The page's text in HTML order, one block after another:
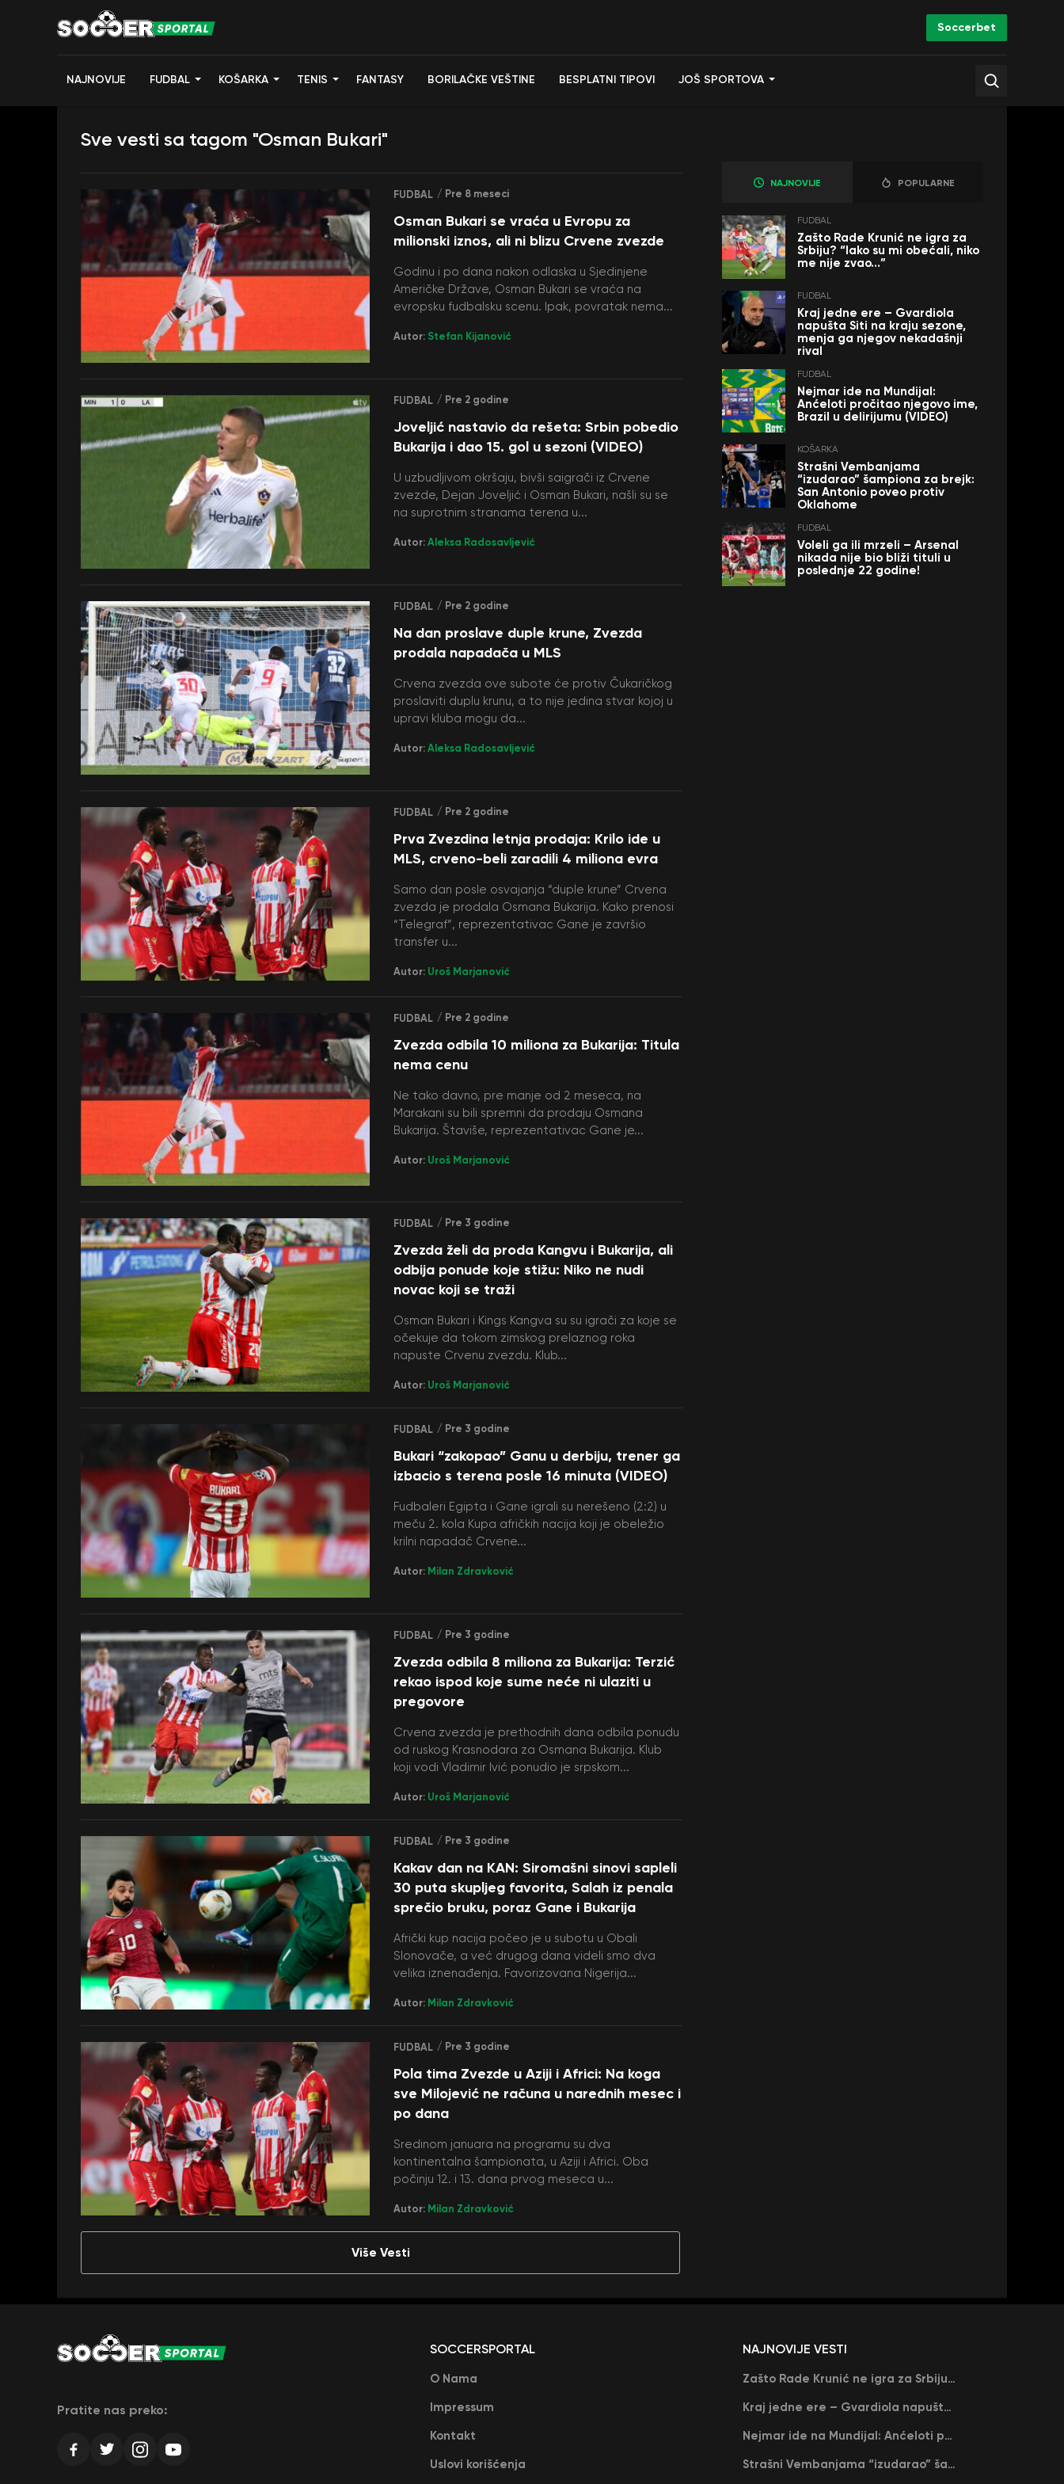
Soccerbet
NAJNOVIJE FUDBAL KOŠARKA TENIS FANTASY BORILAČKE VEŠTINE BESPLATNI TIPOVI JOŠ SPORTOVA
Sve vesti sa tagom "Osman Bukari"
FUDBAL / Pre 8 meseci
Osman Bukari se vraća u Evropu za
milionski iznos, ali ni blizu Crvene zvezde
Godinu i po dana nakon odlaska u Sjedinjene
Američke Države, Osman Bukari se vraća na
evropsku fudbalsku scenu. Ipak, povratak nema...
Autor: Stefan Kijanović
FUDBAL / Pre 2 godine
Joveljić nastavio da rešeta: Srbin pobedio
Bukarija i dao 15. gol u sezoni (VIDEO)
U uzbudljivom okršaju, bivši saigrači iz Crvene
zvezde, Dejan Joveljić i Osman Bukari, našli su se
na suprotnim stranama terena u...
Autor:Aleksa Radosavljević
FUDBAL / Pre 2 godine
Na dan proslave duple krune, Zvezda
prodala napadača u MLS
Crvena zvezda ove subote će protiv Čukaričkog
proslaviti duplu krunu, a to nije jedina stvar kojoj u
upravi kluba mogu da...
Autor:Aleksa Radosavljević
FUDBAL / Pre 2 godine
Prva Zvezdina letnja prodaja: Krilo ide u
MLS, crveno-beli zaradili 4 miliona evra
Samo dan posle osvajanja “duple krune” Crvena
zvezda je prodala Osmana Bukarija. Kako prenosi
“Telegraf”, reprezentativac Gane je završio
transfer u...
Autor: Uroš Marjanović
FUDBAL / Pre 2 godine
Zvezda odbila 10 miliona za Bukarija: Titula
nema cenu
Ne tako davno, pre manje od 2 meseca, na
Marakani su bili spremni da prodaju Osmana
Bukarija. Štaviše, reprezentativac Gane je...
Autor: Uroš Marjanović
FUDBAL / Pre 3 godine
Zvezda želi da proda Kangvu i Bukarija, ali
odbija ponude koje stižu: Niko ne nudi
novac koji se traži
Osman Bukari i Kings Kangva su su igrači za koje se
očekuje da tokom zimskog prelaznog roka
napuste Crvenu zvezdu. Klub...
Autor: Uroš Marjanović
FUDBAL / Pre 3 godine
Bukari “zakopao” Ganu u derbiju, trener ga
izbacio s terena posle 16 minuta (VIDEO)
Fudbaleri Egipta i Gane igrali su nerešeno (2:2) u
meču 2. kola Kupa afričkih nacija koji je obeležio
krilni napadač Crvene...
Autor: Milan Zdravković
FUDBAL / Pre 3 godine
Zvezda odbila 8 miliona za Bukarija: Terzić
rekao ispod koje sume neće ni ulaziti u
pregovore
Crvena zvezda je prethodnih dana odbila ponudu
od ruskog Krasnodara za Osmana Bukarija. Klub
koji vodi Vladimir Ivić ponudio je srpskom...
Autor: Uroš Marjanović
FUDBAL / Pre 3 godine
Kakav dan na KAN: Siromašni sinovi sapleli
30 puta skupljeg favorita, Salah iz penala
sprečio bruku, poraz Gane i Bukarija
Afrički kup nacija počeo je u subotu u Obali
Slonovače, a već drugog dana videli smo dva
velika iznenađenja. Favorizovana Nigerija...
Autor: Milan Zdravković
FUDBAL / Pre 3 godine
Pola tima Zvezde u Aziji i Africi: Na koga
sve Milojević ne računa u narednih mesec i
po dana
Sredinom januara na programu su dva
kontinentalna šampionata, u Aziji i Africi. Oba
počinju 12. i 13. dana prvog meseca u...
Autor: Milan Zdravković
Više Vesti
NAJNOVIJE POPULARNE
FUDBAL
Zašto Rade Krunić ne igra za
Srbiju? “Iako su mi obećali, niko
me nije zvao…”
FUDBAL
Kraj jedne ere – Gvardiola
napušta Siti na kraju sezone,
menja ga njegov nekadašnji
rival
FUDBAL
Nejmar ide na Mundijal:
Anćeloti pročitao njegovo ime,
Brazil u delirijumu (VIDEO)
KOŠARKA
Strašni Vembanjama
“izudarao” šampiona za brejk:
San Antonio poveo protiv
Oklahome
FUDBAL
Voleli ga ili mrzeli – Arsenal
nikada nije bio bliži tituli u
poslednje 22 godine!
Pratite nas preko:
SOCCERSPORTAL
O Nama
Impressum
Kontakt
Uslovi korišćenja
NAJNOVIJE VESTI
Zašto Rade Krunić ne igra za Srbiju? “Iako su mi obećali, niko me nije zvao…”
Kraj jedne ere – Gvardiola napušta Siti na kraju sezone, menja ga njegov nekadašnji rival
Nejmar ide na Mundijal: Anćeloti pročitao njegovo ime, Brazil u delirijumu (VIDEO)
Strašni Vembanjama “izudarao” šampiona za brejk: San Antonio poveo protiv Oklahome